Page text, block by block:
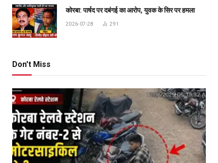
कोरबा: पार्षद पर दबंगई का आरोप, युवक के सिर पर हमला
2026-07-28 291
Don't Miss